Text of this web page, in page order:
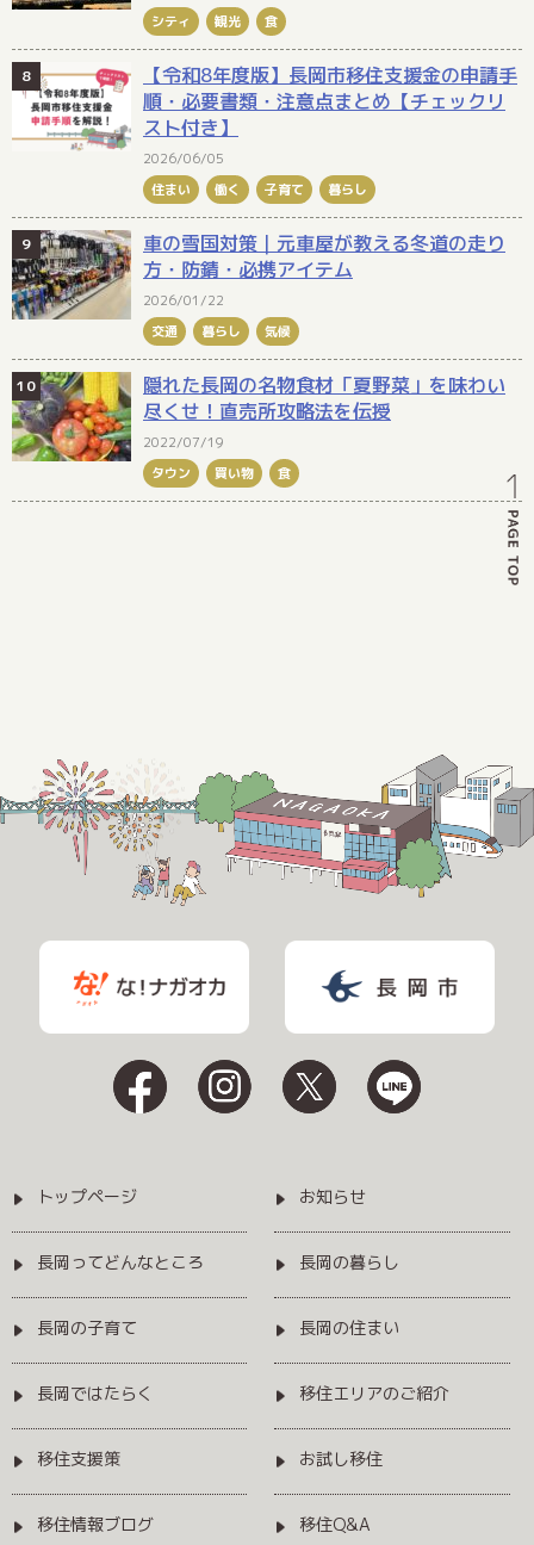
シティ
観光 食
【令和8年度版】長岡市移住支援金の申請手
順・必要書類・注意点まとめ【チェックリ
スト付き】
2026/06/05
住まい
働く 子育て 暮らし
車の雪国対策｜元車屋が教える冬道の走り
方・防錆・必携アイテム
2026/01/22
交通
暮らし 気候
隠れた長岡の名物食材「夏野菜」を味わい
尽くせ！直売所攻略法を伝授
2022/07/19
タウン
買い物 食
トップページ
長岡ってどんなところ
長岡の子育て
長岡ではたらく
移住支援策
移住情報ブログ
お知らせ
長岡の暮らし
長岡の住まい
移住エリアのご紹介
お試し移住
移住Q&A